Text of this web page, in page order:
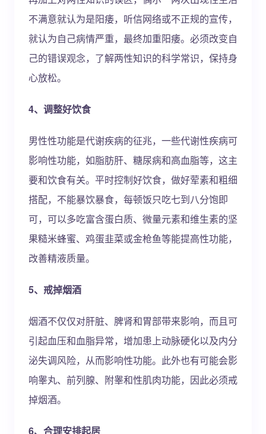
不满意就认为是阳痿，听信网络或不正规的宣传，
就认为自己病情严重，最终加重阳痿。必须改变自
己的错误观念，了解两性知识的科学常识，保持身
心放松。
4、调整好饮食
男性性功能是代谢疾病的征兆，一些代谢性疾病可
影响性功能，如脂肪肝、糖尿病和高血脂等，这主
要和饮食有关。平时控制好饮食，做好荤素和粗细
搭配，不能暴饮暴食，每顿饭只吃七到八分饱即
可，可以多吃富含蛋白质、微量元素和维生素的坚
果糙米蜂蜜、鸡蛋韭菜或金枪鱼等能提高性功能，
改善精液质量。
5、戒掉烟酒
烟酒不仅仅对肝脏、脾肾和胃部带来影响，而且可
引起血压和血脂异常，增加患上动脉硬化以及内分
泌失调风险，从而影响性功能。此外也有可能会影
响睾丸、前列腺、附睾和性肌肉功能，因此必须戒
掉烟酒。
6、合理安排起居